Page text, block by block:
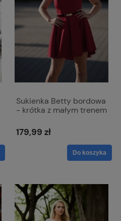
Sukienka Betty bordowa
- krótka z małym trenem
179,99 zł
Do koszyka